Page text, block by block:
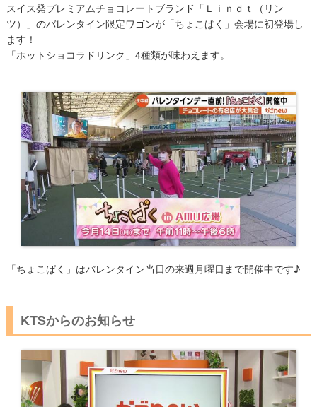
スイス発プレミアムチョコレートブランド「Ｌｉｎｄｔ（リン
ツ）」のバレンタイン限定ワゴンが「ちょこぱく」会場に初登場し
ます！
「ホットショコラドリンク」4種類が味わえます。
​「ちょこぱく」はバレンタイン当日の来週月曜日まで開催中です♪
KTSからのお知らせ